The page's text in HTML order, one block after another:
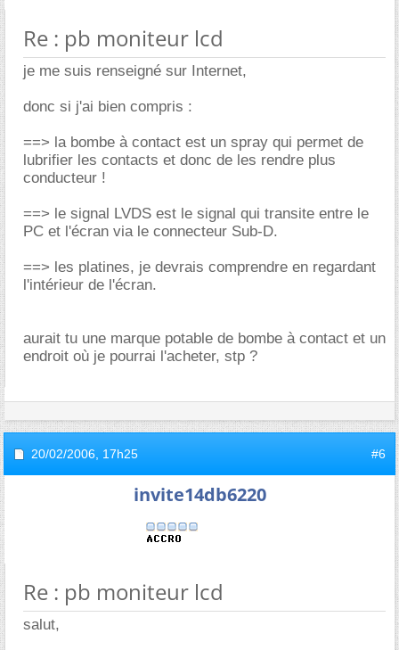
Re : pb moniteur lcd
je me suis renseigné sur Internet,
donc si j'ai bien compris :
==> la bombe à contact est un spray qui permet de
lubrifier les contacts et donc de les rendre plus
conducteur !
==> le signal LVDS est le signal qui transite entre le
PC et l'écran via le connecteur Sub-D.
==> les platines, je devrais comprendre en regardant
l'intérieur de l'écran.
aurait tu une marque potable de bombe à contact et un
endroit où je pourrai l'acheter, stp ?
20/02/2006, 17h25 #6
invite14db6220
Re : pb moniteur lcd
salut,